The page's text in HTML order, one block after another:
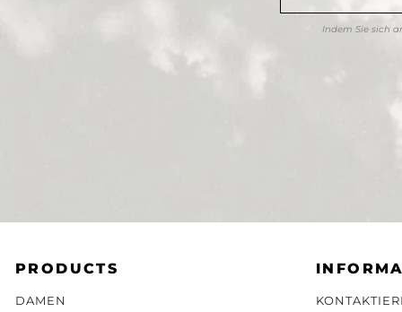
Indem Sie sich
PRODUCTS
DAMEN